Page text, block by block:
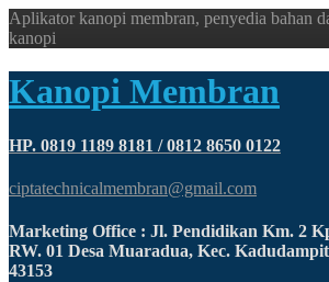
Aplikator kanopi membran, penyedia bahan
kanopi
Kanopi Membran
HP. 0819 1189 8181 / 0812 8650 0122
ciptatechnicalmembran@gmail.com
Marketing Office : Jl. Pendidikan Km. 2
RW. 01 Desa Muaradua, Kec.
43153